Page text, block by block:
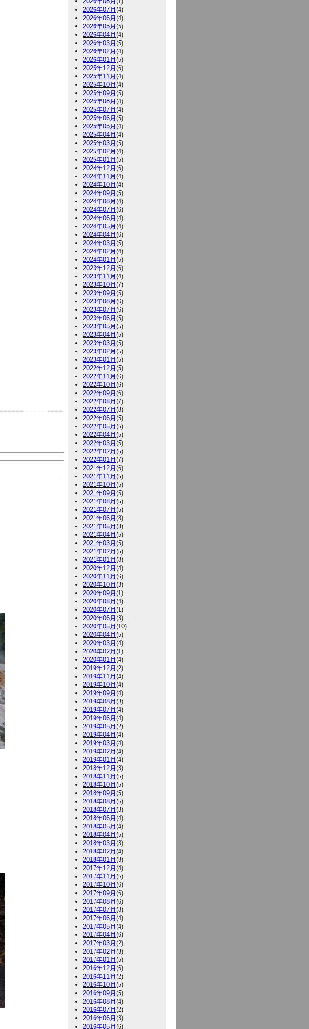
2026年07月 (4)
2026年06月 (4)
2026年05月 (5)
2026年04月 (4)
2026年03月 (5)
2026年02月 (4)
2026年01月 (5)
2025年12月 (6)
2025年11月 (4)
2025年10月 (4)
2025年09月 (5)
2025年08月 (4)
2025年07月 (4)
2025年06月 (5)
2025年05月 (4)
2025年04月 (4)
2025年03月 (5)
2025年02月 (4)
2025年01月 (5)
2024年12月 (6)
2024年11月 (4)
2024年10月 (4)
2024年09月 (5)
2024年08月 (4)
2024年07月 (6)
2024年06月 (4)
2024年05月 (4)
2024年04月 (6)
2024年03月 (5)
2024年02月 (4)
2024年01月 (5)
2023年12月 (6)
2023年11月 (4)
2023年10月 (7)
2023年09月 (5)
2023年08月 (6)
2023年07月 (6)
2023年06月 (5)
2023年05月 (5)
2023年04月 (5)
2023年03月 (5)
2023年02月 (5)
2023年01月 (5)
2022年12月 (5)
2022年11月 (6)
2022年10月 (6)
2022年09月 (6)
2022年08月 (7)
2022年07月 (8)
2022年06月 (5)
2022年05月 (5)
2022年04月 (5)
2022年03月 (5)
2022年02月 (5)
2022年01月 (7)
2021年12月 (6)
2021年11月 (5)
2021年10月 (5)
2021年09月 (5)
2021年08月 (5)
2021年07月 (5)
2021年06月 (8)
2021年05月 (8)
2021年04月 (5)
2021年03月 (5)
2021年02月 (5)
2021年01月 (8)
2020年12月 (4)
2020年11月 (6)
2020年10月 (3)
2020年09月 (1)
2020年08月 (4)
2020年07月 (1)
2020年06月 (3)
2020年05月 (10)
2020年04月 (5)
2020年03月 (4)
2020年02月 (1)
2020年01月 (4)
2019年12月 (2)
2019年11月 (4)
2019年10月 (4)
2019年09月 (4)
2019年08月 (3)
2019年07月 (4)
2019年06月 (4)
2019年05月 (2)
2019年04月 (4)
2019年03月 (4)
2019年02月 (4)
2019年01月 (4)
2018年12月 (3)
2018年11月 (5)
2018年10月 (5)
2018年09月 (5)
2018年08月 (5)
2018年07月 (3)
2018年06月 (4)
2018年05月 (4)
2018年04月 (5)
2018年03月 (3)
2018年02月 (4)
2018年01月 (3)
2017年12月 (4)
2017年11月 (5)
2017年10月 (6)
2017年09月 (6)
2017年08月 (6)
2017年07月 (8)
2017年06月 (4)
2017年05月 (4)
2017年04月 (6)
2017年03月 (2)
2017年02月 (3)
2017年01月 (5)
2016年12月 (6)
2016年11月 (2)
2016年10月 (5)
2016年09月 (5)
2016年08月 (4)
2016年07月 (2)
2016年06月 (3)
2016年05月 (6)